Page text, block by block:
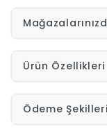
Ürün Özellikleri
Ödeme